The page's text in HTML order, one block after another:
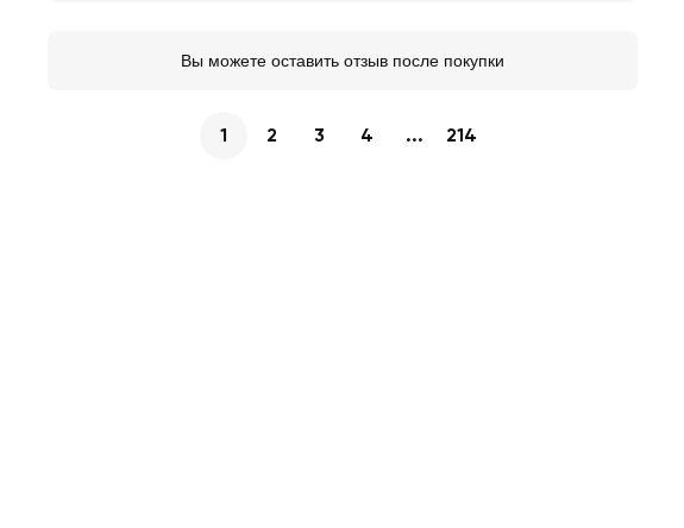
Вы можете оставить отзыв после покупки
1 2 3 4 ... 214